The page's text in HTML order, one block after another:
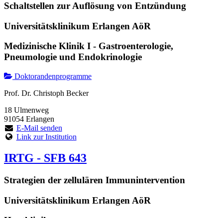
Schaltstellen zur Auflösung von Entzündung
Universitätsklinikum Erlangen AöR
Medizinische Klinik I - Gastroenterologie,
Pneumologie und Endokrinologie
Doktorandenprogramme
Prof. Dr. Christoph Becker
18 Ulmenweg
91054 Erlangen
E-Mail senden
Link zur Institution
IRTG - SFB 643
Strategien der zellulären Immunintervention
Universitätsklinikum Erlangen AöR